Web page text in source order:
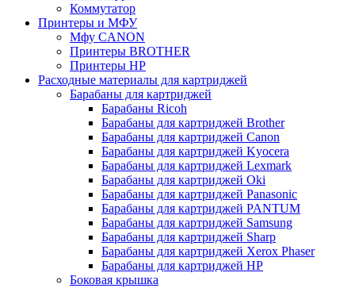
Коммутатор
Принтеры и МФУ
Мфу CANON
Принтеры BROTHER
Принтеры HP
Расходные материалы для картриджей
Барабаны для картриджей
Барабаны Ricoh
Барабаны для картриджей Brother
Барабаны для картриджей Canon
Барабаны для картриджей Kyocera
Барабаны для картриджей Lexmark
Барабаны для картриджей Oki
Барабаны для картриджей Panasonic
Барабаны для картриджей PANTUM
Барабаны для картриджей Samsung
Барабаны для картриджей Sharp
Барабаны для картриджей Xerox Phaser
Барабаны для картриджей НР
Боковая крышка